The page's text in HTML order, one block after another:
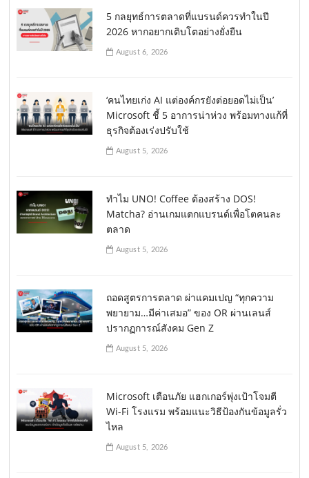
5 กลยุทธ์การตลาดที่แบรนด์ควรทำในปี
2026 หากอยากเติบโตอย่างยั่งยืน
August 6, 2026
‘คนไทยเก่ง AI แต่องค์กรยังต่อยอดไม่เป็น’
Microsoft ชี้ 5 อาการน่าห่วง พร้อมทางแก้ที่
ธุรกิจต้องเร่งปรับใช้
August 5, 2026
ทำไม UNO! Coffee ต้องสร้าง DOS!
Matcha? อ่านเกมแตกแบรนด์เพื่อโตคนละ
ตลาด
August 5, 2026
ถอดสูตรการตลาด ผ่าแคมเปญ “ทุกความ
พยายาม…มีค่าเสมอ” ของ OR ผ่านเลนส์
ปรากฏการณ์สังคม Gen Z
August 5, 2026
Microsoft เตือนภัย แฮกเกอร์พุ่งเป้าโจมตี
Wi-Fi โรงแรม พร้อมแนะวิธีป้องกันข้อมูลรั่ว
ไหล
August 5, 2026